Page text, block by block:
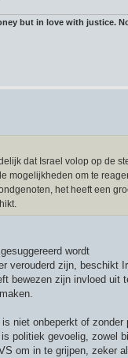
but in love with justice.
dat Israel volop op de
mogelijkheden om te
het heeft een
wordt
verouderd zijn,
bewezen zijn invloed uit
niet onbeperkt of zonder
politiek gevoelig, zowel
om in te grijpen, zeker